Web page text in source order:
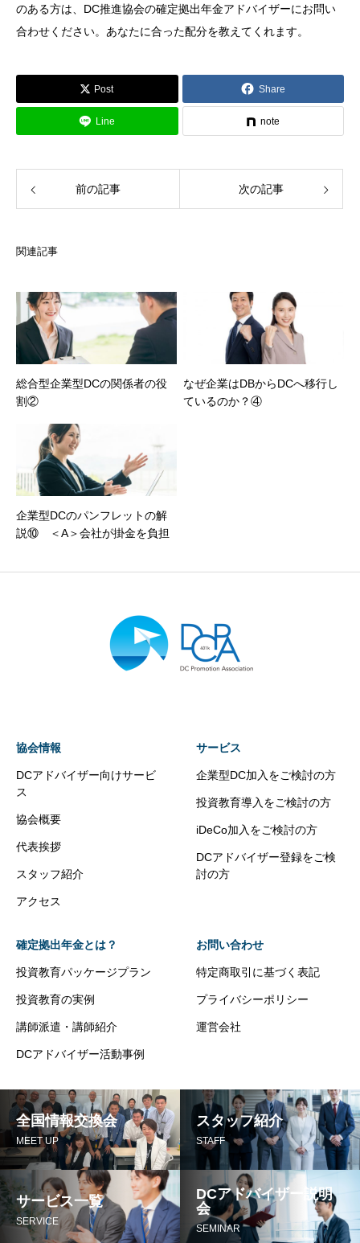
のある方は、DC推進協会の確定拠出年金アドバイザーにお問い
合わせください。あなたに合った配分を教えてくれます。
Post Share
Line note
前の記事 次の記事
関連記事
総合型企業型DCの関係者の役
割②
なぜ企業はDBからDCへ移行し
ているのか？④
企業型DCのパンフレットの解
説⑩ ＜A＞会社が掛金を負担
協会情報
DCアドバイザー向けサービ
ス
協会概要
代表挨拶
スタッフ紹介
アクセス
サービス
企業型DC加入をご検討の方
投資教育導入をご検討の方
iDeCo加入をご検討の方
DCアドバイザー登録をご検
討の方
確定拠出年金とは？
投資教育パッケージプラン
投資教育の実例
講師派遣・講師紹介
DCアドバイザー活動事例
お問い合わせ
特定商取引に基づく表記
プライバシーポリシー
運営会社
全国情報交換会
MEET UP
スタッフ紹介
STAFF
サービス一覧
SERVICE
DCアドバイザー説明
会
SEMINAR